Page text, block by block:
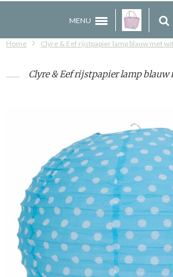
MENU
Home Clyre & Eef rijstpapier lamp blauw met
Clyre & Eef rijstpapier lamp